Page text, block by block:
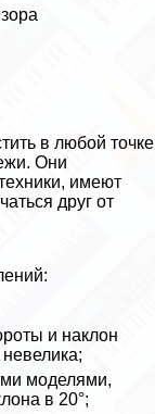
в любой точке
Они
имеют
друг от
и наклон
моделями,
в 20°;